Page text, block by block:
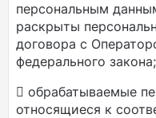
персональным
раскрыты
договора с
федерального закона;
 обрабатываемые
относящиеся к